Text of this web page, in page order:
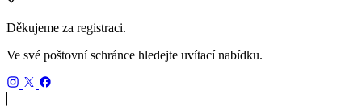
Děkujeme za registraci.
Ve své poštovní schránce hledejte uvítací nabídku.